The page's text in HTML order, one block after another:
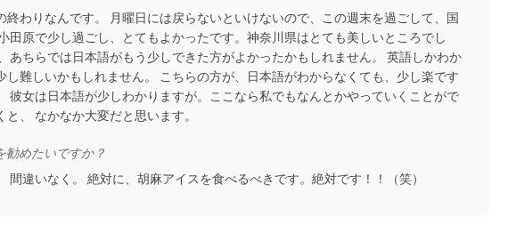
終わりなんです。 月曜日には戻らないといけないので、この週末を過ごして、国
田原で少し過ごし、とてもよかったです。神奈川県はとても美しいところでし
あちらでは日本語がもう少しできた方がよかったかもしれません。 英語しかわか
し難しいかもしれません。 こちらの方が、日本語がわからなくても、少し楽です
彼女は日本語が少しわかりますが。ここなら私でもなんとかやっていくことがで
、 なかなか大変だと思います。
勧めたいですか？
間違いなく。 絶対に、胡麻アイスを食べるべきです。絶対です！！（笑）